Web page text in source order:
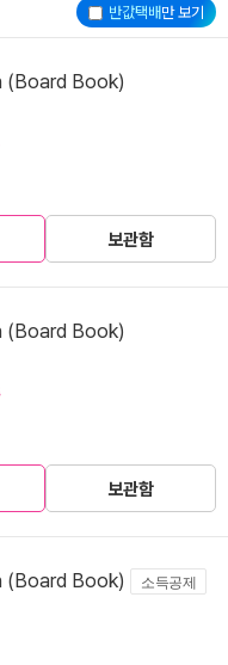
반값택배만 보기
(Board Book)
보관함
(Board Book)
보관함
(Board Book) 소득공제